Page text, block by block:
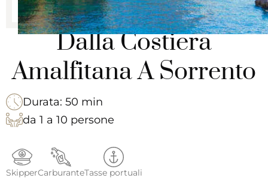
Dalla Costiera
Amalfitana A Sorrento
Durata: 50 min
da 1 a 10 persone
SkipperCarburanteTasse portuali